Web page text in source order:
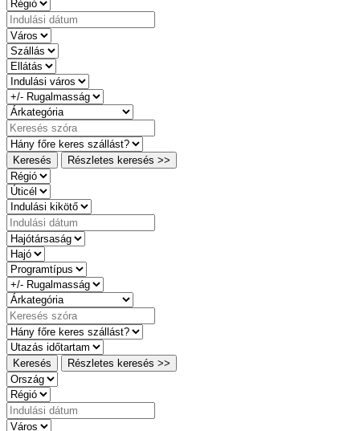
Keresés Részletes keresés >>
Keresés Részletes keresés >>